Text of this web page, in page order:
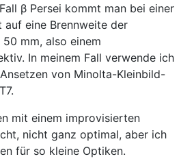
β Persei kommt man bei einer
auf eine Brennweite der
mm, also einem
In meinem Fall verwende ich
von Minolta-Kleinbild-
mit einem improvisierten
nicht ganz optimal, aber ich
für so kleine Optiken.